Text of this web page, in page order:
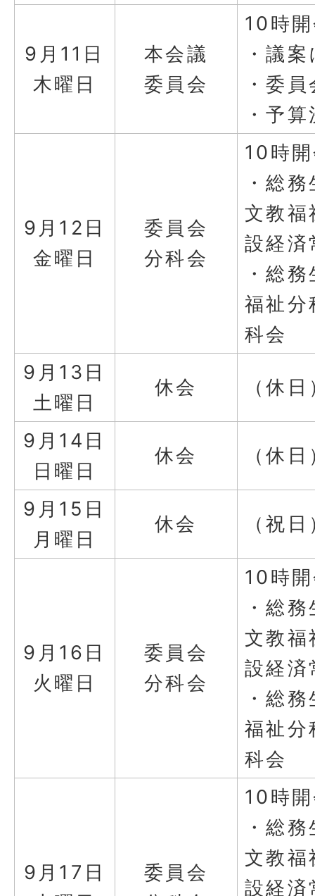
9月11日
木曜日
本会議
委員会
10時
・議
・委
・予
9月12日
金曜日
委員会
分科会
10時
・総
文教福
設経済
・総
福祉分
科会
9月13日
土曜日
休会 （休
9月14日
日曜日
休会 （休
9月15日
月曜日
休会 （祝
9月16日
火曜日
委員会
分科会
10時
・総
文教福
設経済
・総
福祉分
科会
9月17日
委員会
10時
・総
文教福
設経済